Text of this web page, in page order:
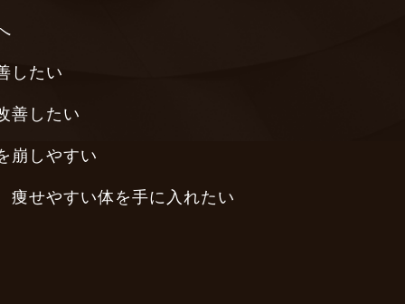
したい
善したい
崩しやすい
痩せやすい体を手に入れたい